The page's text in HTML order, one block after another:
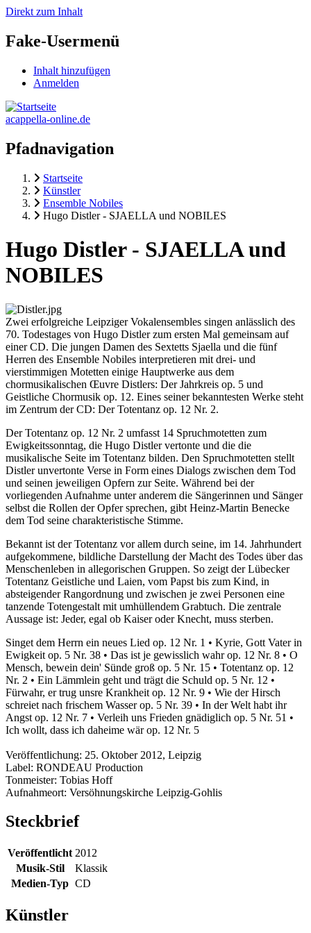
Direkt zum Inhalt
Fake-Usermenü
Inhalt hinzufügen
Anmelden
acappella-online.de
Pfadnavigation
Startseite
Künstler
Ensemble Nobiles
Hugo Distler - SJAELLA und NOBILES
Hugo Distler - SJAELLA und
NOBILES
Zwei erfolgreiche Leipziger Vokalensembles singen anlässlich des
70. Todestages von Hugo Distler zum ersten Mal gemeinsam auf
einer CD. Die jungen Damen des Sextetts Sjaella und die fünf
Herren des Ensemble Nobiles interpretieren mit drei- und
vierstimmigen Motetten einige Hauptwerke aus dem
chormusikalischen Œuvre Distlers: Der Jahrkreis op. 5 und
Geistliche Chormusik op. 12. Eines seiner bekanntesten Werke steht
im Zentrum der CD: Der Totentanz op. 12 Nr. 2.
Der Totentanz op. 12 Nr. 2 umfasst 14 Spruchmotetten zum
Ewigkeitssonntag, die Hugo Distler vertonte und die die
musikalische Seite im Totentanz bilden. Den Spruchmotetten stellt
Distler unvertonte Verse in Form eines Dialogs zwischen dem Tod
und seinen jeweiligen Opfern zur Seite. Während bei der
vorliegenden Aufnahme unter anderem die Sängerinnen und Sänger
selbst die Rollen der Opfer sprechen, gibt Heinz-Martin Benecke
dem Tod seine charakteristische Stimme.
Bekannt ist der Totentanz vor allem durch seine, im 14. Jahrhundert
aufgekommene, bildliche Darstellung der Macht des Todes über das
Menschenleben in allegorischen Gruppen. So zeigt der Lübecker
Totentanz Geistliche und Laien, vom Papst bis zum Kind, in
absteigender Rangordnung und zwischen je zwei Personen eine
tanzende Totengestalt mit umhüllendem Grabtuch. Die zentrale
Aussage ist: Jeder, egal ob Kaiser oder Knecht, muss sterben.
Singet dem Herrn ein neues Lied op. 12 Nr. 1 • Kyrie, Gott Vater in
Ewigkeit op. 5 Nr. 38 • Das ist je gewisslich wahr op. 12 Nr. 8 • O
Mensch, bewein dein' Sünde groß op. 5 Nr. 15 • Totentanz op. 12
Nr. 2 • Ein Lämmlein geht und trägt die Schuld op. 5 Nr. 12 •
Fürwahr, er trug unsre Krankheit op. 12 Nr. 9 • Wie der Hirsch
schreiet nach frischem Wasser op. 5 Nr. 39 • In der Welt habt ihr
Angst op. 12 Nr. 7 • Verleih uns Frieden gnädiglich op. 5 Nr. 51 •
Ich wollt, dass ich daheime wär op. 12 Nr. 5
Veröffentlichung: 25. Oktober 2012, Leipzig
Label: RONDEAU Production
Tonmeister: Tobias Hoff
Aufnahmeort: Versöhnungskirche Leipzig-Gohlis
Steckbrief
Veröffentlicht 2012
Musik-Stil
Klassik
Medien-Typ CD
Künstler